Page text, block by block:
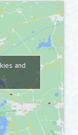
and